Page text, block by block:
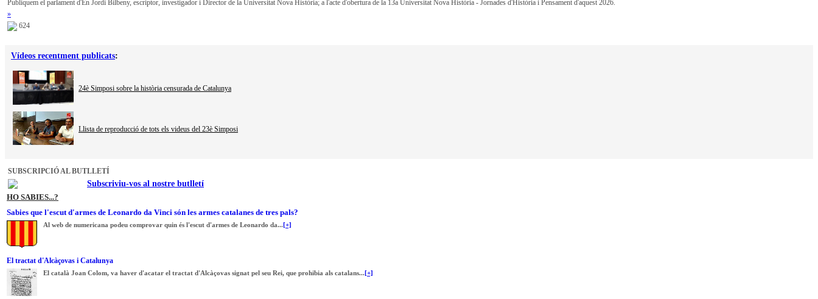
Publiquem el parlament d'En Jordi Bilbeny, escriptor, investigador i Director de la Universitat Nova Història; a l'acte d'obertura de la 13a Universitat Nova Història - Jornades d'Història i Pensament d'aquest 2026.
»
624
Vídeos recentment publicats:
24è Simposi sobre la història censurada de Catalunya
Llista de reproducció de tots els videus del 23è Simposi
SUBSCRIPCIÓ AL BUTLLETÍ
Subscriviu-vos al nostre butlletí
HO SABIES...?
Sabies que l'escut d'armes de Leonardo da Vinci són les armes catalanes de tres pals?
Al web de numericana podeu comprovar quin és l'escut d'armes de Leonardo da...[+]
El tractat d'Alcàçovas i Catalunya
El català Joan Colom, va haver d'acatar el tractat d'Alcàçovas signat pel seu Rei, que prohibia als catalans...[+]